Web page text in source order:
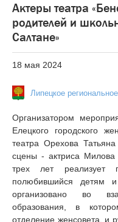
Актеры театра
родителей и
Салтане»
18 мая 2024
Липецкое
Организатором
Елецкого городского
театра Орехова
сцены - актриса Милова
трех лет реализует
полюбившийся детям
организовано во
образования, в
отделение женсовета, и